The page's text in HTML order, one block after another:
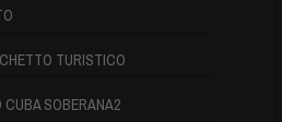
TURISTICO
SOBERANA2